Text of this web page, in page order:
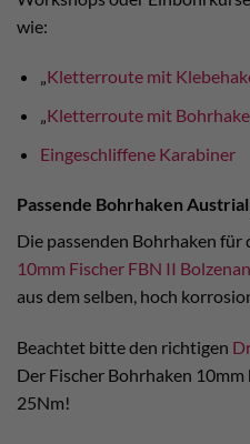
wie:
„Kletterroute mit
„Kletterroute mit
Eingeschliffene Karabiner
Passende Bohrhaken
Die passenden Bohrhaken
10mm Fischer FBN II
aus dem selben, hoch
Beachtet bitte den richtigen
Der Fischer Bohrhaken
25Nm!